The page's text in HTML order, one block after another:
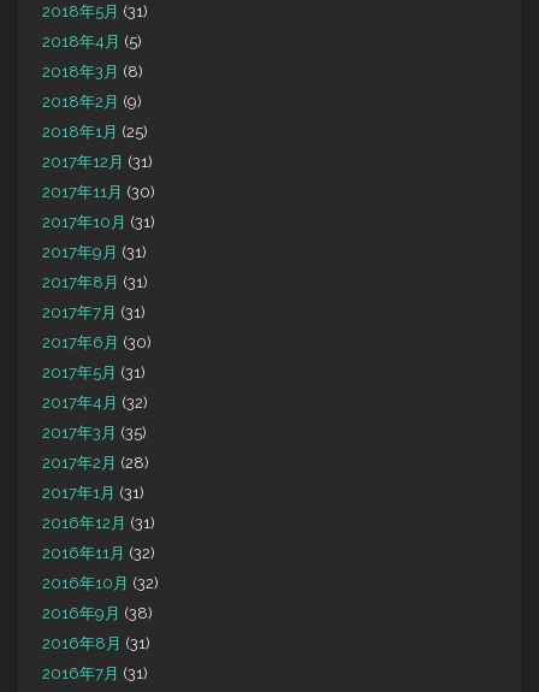
2018年5月 (31)
2018年4月 (5)
2018年3月 (8)
2018年2月 (9)
2018年1月 (25)
2017年12月 (31)
2017年11月 (30)
2017年10月 (31)
2017年9月 (31)
2017年8月 (31)
2017年7月 (31)
2017年6月 (30)
2017年5月 (31)
2017年4月 (32)
2017年3月 (35)
2017年2月 (28)
2017年1月 (31)
2016年12月 (31)
2016年11月 (32)
2016年10月 (32)
2016年9月 (38)
2016年8月 (31)
2016年7月 (31)